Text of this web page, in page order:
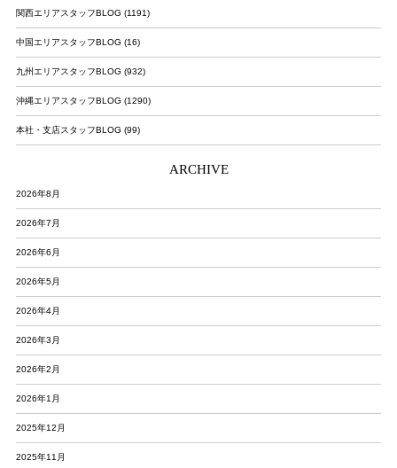
関西エリアスタッフBLOG (1191)
中国エリアスタッフBLOG (16)
九州エリアスタッフBLOG (932)
沖縄エリアスタッフBLOG (1290)
本社・支店スタッフBLOG (99)
ARCHIVE
2026年8月
2026年7月
2026年6月
2026年5月
2026年4月
2026年3月
2026年2月
2026年1月
2025年12月
2025年11月